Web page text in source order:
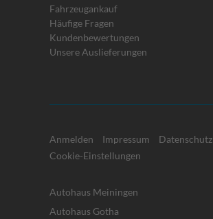
Fahrzeugankauf
Häufige Fragen
Kundenbewertungen
Unsere Auslieferungen
Anmelden Impressum Datenschutz
Cookie-Einstellungen
Autohaus Meiningen
Autohaus Gotha